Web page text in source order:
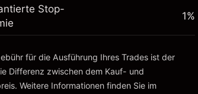
aus Hebelwirkung ~
Stop-
1%
für die Ausführung Ihres Trades ist der
Differenz zwischen dem Kauf- und
Weitere Informationen finden Sie im